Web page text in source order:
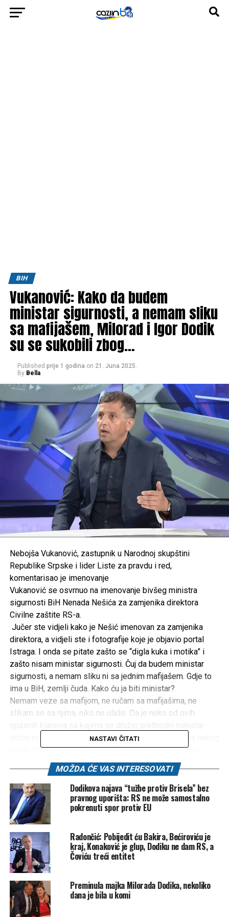
BIH
Vukanović: Kako da budem
ministar sigurnosti, a nemam sliku
sa mafijašem, Milorad i Igor Dodik
su se sukobili zbog…
Published prije 1 godina on 21. Juna 2025.
By Bella
Nebojša Vukanović, zastupnik u Narodnoj skupštini
Republike Srpske i lider Liste za pravdu i red,
komentarisao je imenovanje
Vukanović se osvrnuo na imenovanje bivšeg ministra
sigurnosti BiH Nenada Nešića za zamjenika direktora
Civilne zaštite RS-a.
Jučer ste vidjeli kako je Nešić imenovan za zamjenika
direktora, a vidjeli ste i fotografije koje je objavio portal
Istraga. I onda se pitate zašto se “digla kuka i motika” i
zašto nisam ministar sigurnosti. Čuj da budem ministar
sigurnosti, a nemam sliku ni sa jednim mafijašem. Gdje to
ima u BiH, zemlji čuda. Kako ću ja biti ministar?
Nemam veze sa mafijom, ne ručam sa mafijašima, ne
slikam se sa njima, niko ne ulaže. Da je neko od ovih
odnio nekoliko miliona eura ili neku kombinmaciju sa nekog
posla Borjani Krišto, Draganu Čoviću i Miloradu Dodiku,
možda bih i ja bio proguran za ministra. Nijedan okupator
ovo ne bi radio – navodi Vukanović.
Podsjeća kako je Nešić mjesecima bio u pritvoru.
– I kaže Dodik “izvoli, budi zamjenik direktora za početak”.
Zbog čega? Pa zbog omerte (kodeks šutnje). Zato što
Nešić neće da progovori o svojim poslovima, recimo sa
Igorom Dodikom.
A vidjet ćete uskoro da li će ova osoba koja je privodila
Milana Miličevića kad su ga izvodili iz kuće, policijski
inspektor kojem je punac bivši sudija Ustavnog suda BiH,
biti postavljen za nekog načelnika u Upravi kriminalističke
policije. Kao nagrada što je upao Miličeviću u kuću, što ga
je ponizio i izveo – rekao je.
NASTAVI ČITATI
MOŽDA ĆE VAS INTERESOVATI
Dodikova najava “tužbe protiv Brisela” bez
pravnog uporišta: RS ne može samostalno
pokrenuti spor protiv EU
Radončić: Pobijedit ću Bakira, Bećiroviću je
kraj, Konaković je glup, Dodiku ne dam RS, a
Čoviću treći entitet
Preminula majka Milorada Dodika, nekoliko
dana je bila u komi